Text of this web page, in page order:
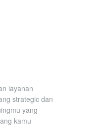
layanan
strategic dan
yang
kamu